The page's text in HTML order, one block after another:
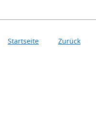
Startseite Zurück